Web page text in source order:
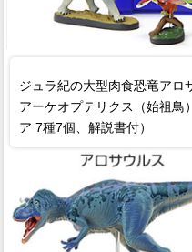
ジュラ紀の大型肉食恐竜アロ
アーケオプテリクス（始祖鳥
ア 7種7個、解説書付）